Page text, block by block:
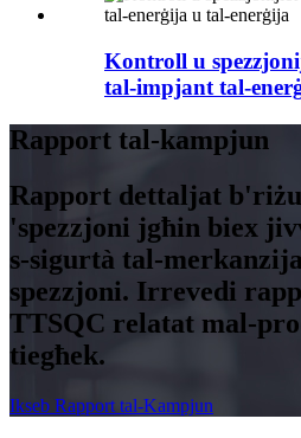
Kontroll u
tal-impjant tal-
Rapport tal-kampjun
Rapport dettaljat
'spezzjoni jgħin biex
s-sigurtà tal-
spezzjoni. Irrevedi
TTSQC relatat mal-
tiegħek.
Ikseb Rapport tal-Kampjun